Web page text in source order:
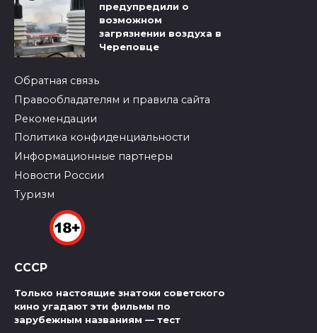
предупредили о
возможном
загрязнении воздуха в
Череповце
Обратная связь
Правообладателям и правила сайта
Рекомендации
Политика конфиденциальности
Информационные партнеры
Новости России
Туризм
СССР
Только настоящие знатоки советского
кино угадают эти фильмы по
зарубежным названиям — тест